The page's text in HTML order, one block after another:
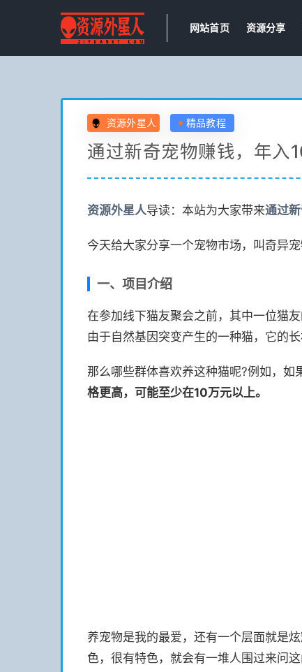
网站首页 资源分享
资源外星人 精品教程
通过新奇宠物赚钱，年入
资源外星人导读：本站为大家带来通过
今天给大家分享一个宠物市场，叫奇异
一、项目介绍
在参加线下猫友聚会之前，其中一位猫
由于自然基因突变产生的一种猫，它的
那么哪些群体喜欢养这种猫呢?例如，如
格更高，可能至少在10万元以上。
养宠物是我的最爱，还有一个层面就是
色，很有特色，就会有一堆人围过来问